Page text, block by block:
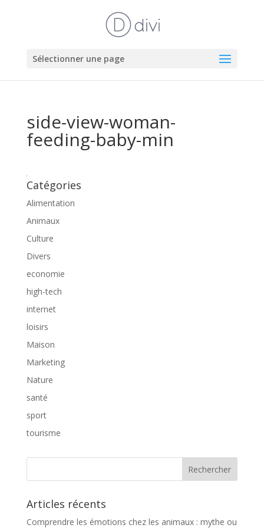
Sélectionner une page
side-view-woman-
feeding-baby-min
Catégories
Alimentation
Animaux
Culture
Divers
economie
high-tech
internet
loisirs
Maison
Marketing
Nature
santé
sport
tourisme
Articles récents
Comprendre les émotions chez les animaux : mythe ou